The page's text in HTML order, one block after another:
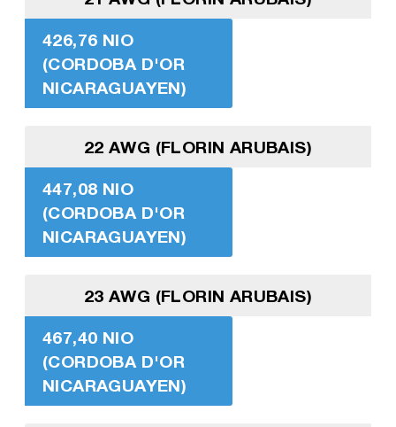
426,76 NIO
(CORDOBA D'OR
NICARAGUAYEN)
22 AWG (FLORIN ARUBAIS)
447,08 NIO
(CORDOBA D'OR
NICARAGUAYEN)
23 AWG (FLORIN ARUBAIS)
467,40 NIO
(CORDOBA D'OR
NICARAGUAYEN)